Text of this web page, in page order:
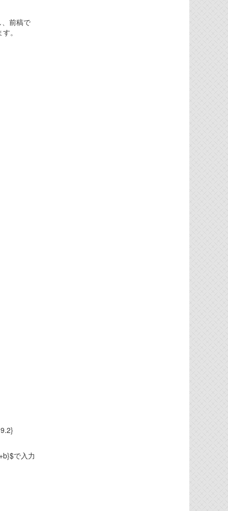
前稿で
。
で入力